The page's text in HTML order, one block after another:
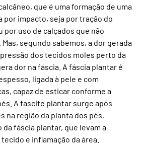
que é uma formação de uma
por impacto, seja por tração do
por uso de calçados que não
segundo sabemos, a dor gerada
dos tecidos moles perto da
dor na fáscia. A fáscia plantar é
ligada à pele e com
capaz de esticar conforme a
A fascite plantar surge após
na região da planta dos pés,
fáscia plantar, que levam a
e inflamação da área.